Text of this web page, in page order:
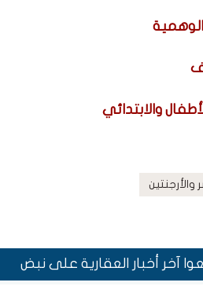
والابتدائي
والأرجنتين
آخر أخبار العقارية على نبض